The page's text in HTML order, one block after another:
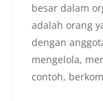
besar dalam
adalah orang
dengan
mengelola,
contoh,